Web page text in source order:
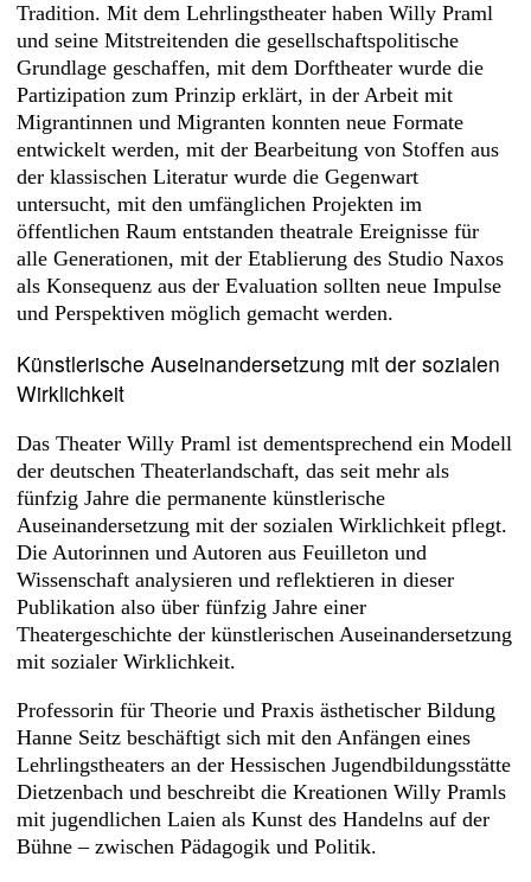
Tradition. Mit dem Lehrlingstheater haben Willy Praml
und seine Mitstreitenden die gesellschaftspolitische
Grundlage geschaffen, mit dem Dorftheater wurde die
Partizipation zum Prinzip erklärt, in der Arbeit mit
Migrantinnen und Migranten konnten neue Formate
entwickelt werden, mit der Bearbeitung von Stoffen aus
der klassischen Literatur wurde die Gegenwart
untersucht, mit den umfänglichen Projekten im
öffentlichen Raum entstanden theatrale Ereignisse für
alle Generationen, mit der Etablierung des Studio Naxos
als Konsequenz aus der Evaluation sollten neue Impulse
und Perspektiven möglich gemacht werden.
Künstlerische Auseinandersetzung mit der sozialen
Wirklichkeit
Das Theater Willy Praml ist dementsprechend ein Modell
der deutschen Theaterlandschaft, das seit mehr als
fünfzig Jahre die permanente künstlerische
Auseinandersetzung mit der sozialen Wirklichkeit pflegt.
Die Autorinnen und Autoren aus Feuilleton und
Wissenschaft analysieren und reflektieren in dieser
Publikation also über fünfzig Jahre einer
Theatergeschichte der künstlerischen Auseinandersetzung
mit sozialer Wirklichkeit.
Professorin für Theorie und Praxis ästhetischer Bildung
Hanne Seitz beschäftigt sich mit den Anfängen eines
Lehrlingstheaters an der Hessischen Jugendbildungsstätte
Dietzenbach und beschreibt die Kreationen Willy Pramls
mit jugendlichen Laien als Kunst des Handelns auf der
Bühne – zwischen Pädagogik und Politik.